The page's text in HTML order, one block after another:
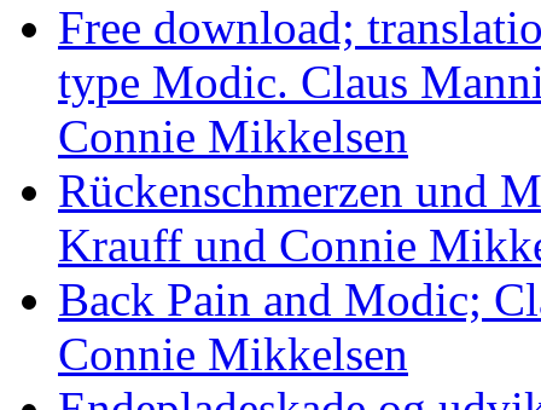
Free download;
type Modic. Claus
Connie Mikkelsen
Rückenschmerzen und
Krauff und Connie
Back Pain and Modic;
Connie Mikkelsen